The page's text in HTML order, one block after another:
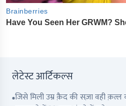
लेटेस्ट आर्टिकल्स
जिसे मिली उम्र क़ैद की सज़ा वही क़त्ल